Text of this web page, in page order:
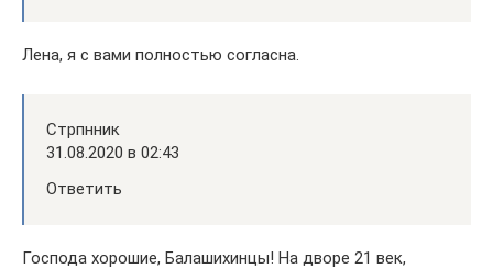
Лена, я с вами полностью согласна.
Стрпнник
31.08.2020 в 02:43
Ответить
Господа хорошие, Балашихинцы! На дворе 21 век,